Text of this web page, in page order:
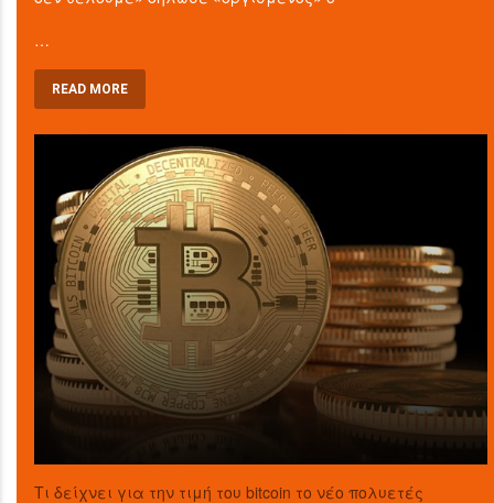
…
READ MORE
Τι δείχνει για την τιμή του bitcoin το νέο πολυετές